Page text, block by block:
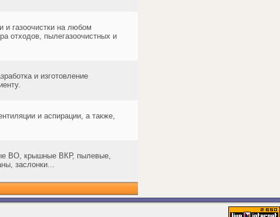
и газоочистки на любом
отходов, пылегазоочистных и
и изготовление
и аспирации, а также,
ВО, крышные ВКР, пылевые,
заслонки...